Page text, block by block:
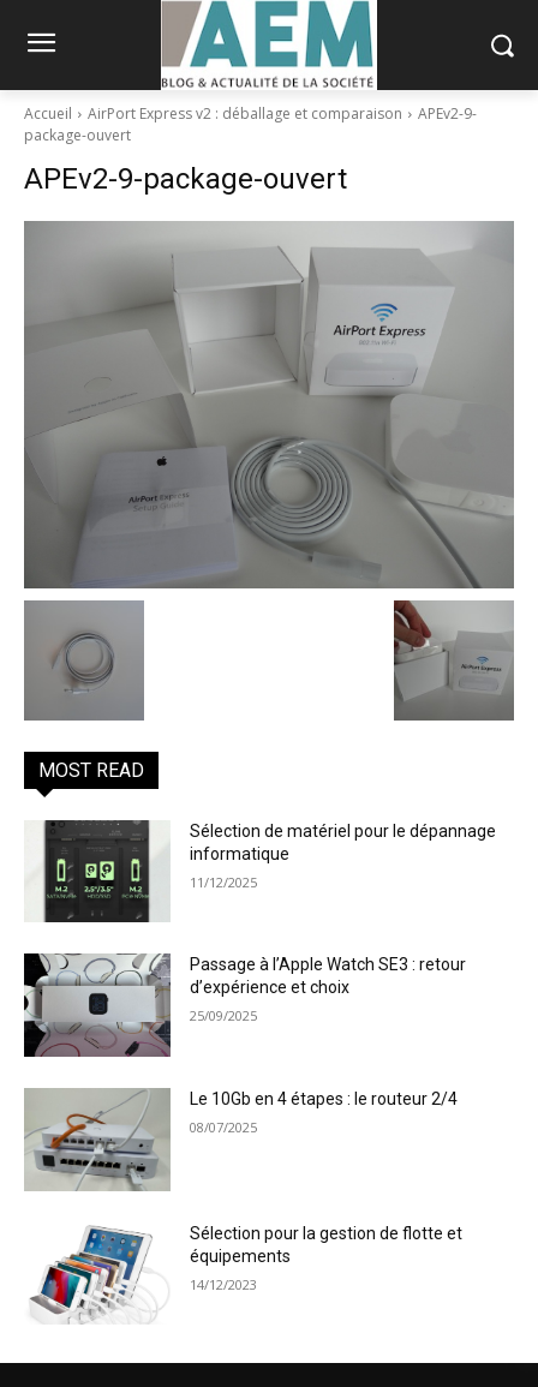
Accueil AirPort Express v2 : déballage et comparaison
APEv2-9-
package-ouvert
APEv2-9-package-ouvert
MOST READ
Sélection de matériel pour le dépannage
informatique
11/12/2025
Passage à l’Apple Watch SE3 : retour
d’expérience et choix
25/09/2025
Le 10Gb en 4 étapes : le routeur 2/4
08/07/2025
Sélection pour la gestion de flotte et
équipements
14/12/2023